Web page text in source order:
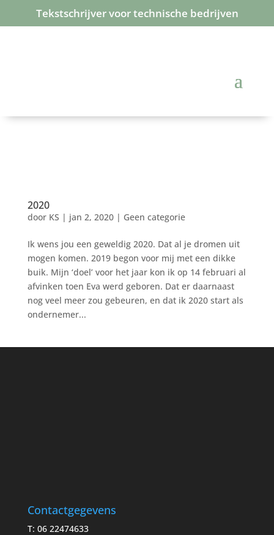
Tekstschrijver voor technische bedrijven
2020
door KS | jan 2, 2020| Geen categorie
Ik wens jou een geweldig 2020. Dat al je dromen uit
mogen komen. 2019 begon voor mij met een dikke
buik. Mijn ‘doel’ voor het jaar kon ik op 14 februari al
afvinken toen Eva werd geboren. Dat er daarnaast
nog veel meer zou gebeuren, en dat ik 2020 start als
ondernemer...
Contactgegevens
T: 06 22474633